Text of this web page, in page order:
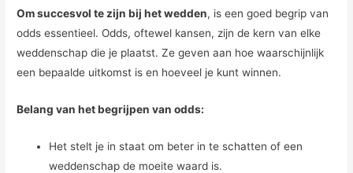
Om succesvol te zijn bij het wedden, is een goed begrip van
odds essentieel. Odds, oftewel kansen, zijn de kern van elke
weddenschap die je plaatst. Ze geven aan hoe waarschijnlijk
een bepaalde uitkomst is en hoeveel je kunt winnen.
Belang van het begrijpen van odds:
Het stelt je in staat om beter in te schatten of een
weddenschap de moeite waard is.